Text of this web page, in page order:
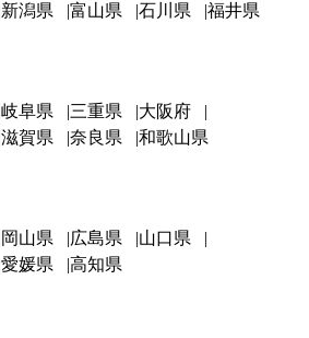
新潟県 富山県 石川県 福井県
岐阜県 三重県
大阪府
滋賀県 奈良県 和歌山県
岡山県 広島県
山口県
愛媛県 高知県